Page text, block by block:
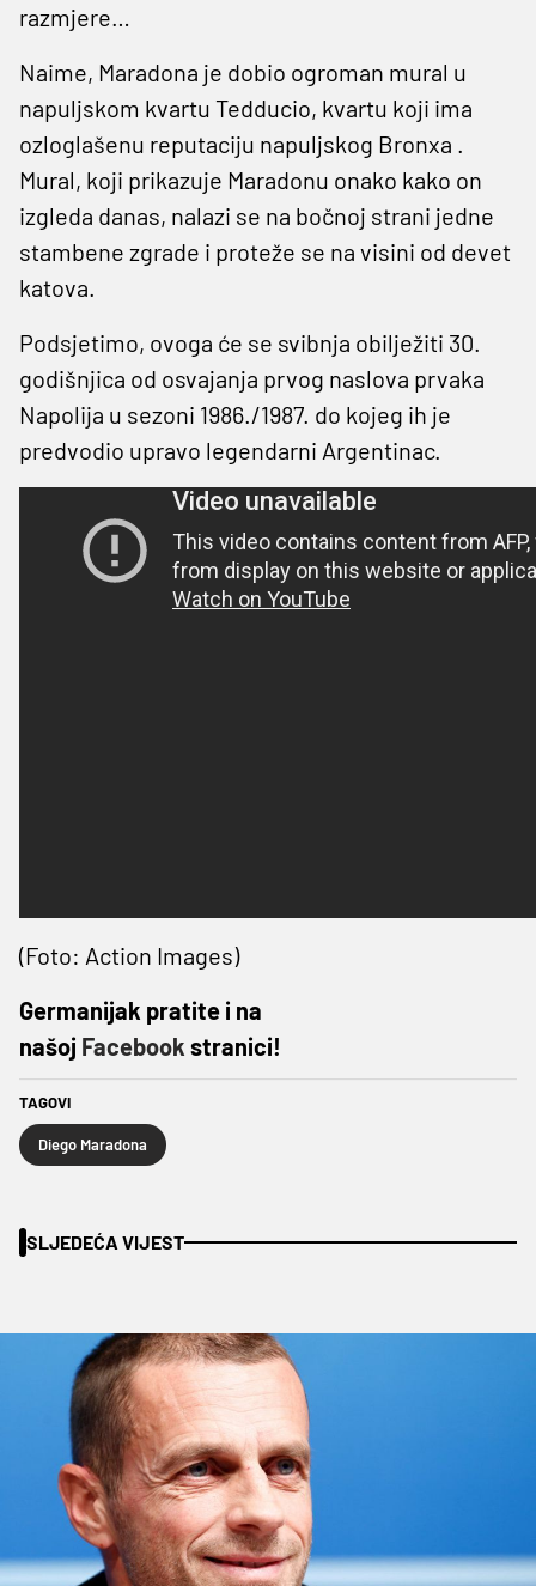
razmjere…
Naime, Maradona je dobio ogroman mural u
napuljskom kvartu Tedducio, kvartu koji ima
ozloglašenu reputaciju napuljskog Bronxa .
Mural, koji prikazuje Maradonu onako kako on
izgleda danas, nalazi se na bočnoj strani jedne
stambene zgrade i proteže se na visini od devet
katova.
Podsjetimo, ovoga će se svibnja obilježiti 30.
godišnjica od osvajanja prvog naslova prvaka
Napolija u sezoni 1986./1987. do kojeg ih je
predvodio upravo legendarni Argentinac.
(Foto: Action Images)
Germanijak pratite i na
našoj Facebook stranici!
TAGOVI
Diego Maradona
SLJEDEĆA VIJEST